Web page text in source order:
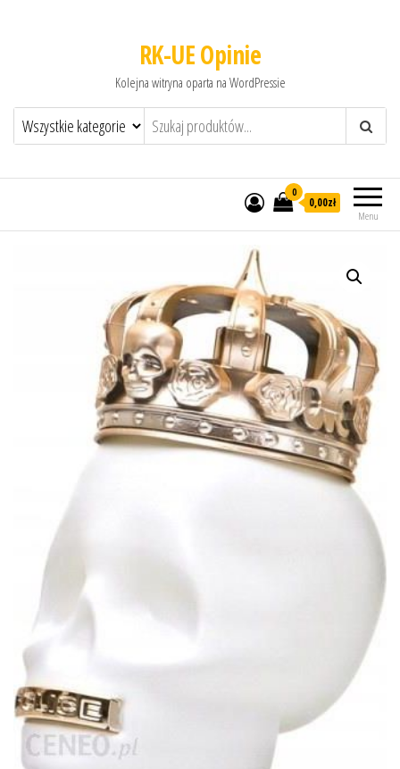
RK-UE Opinie
Kolejna witryna oparta na WordPressie
Menu
0
0,00zł